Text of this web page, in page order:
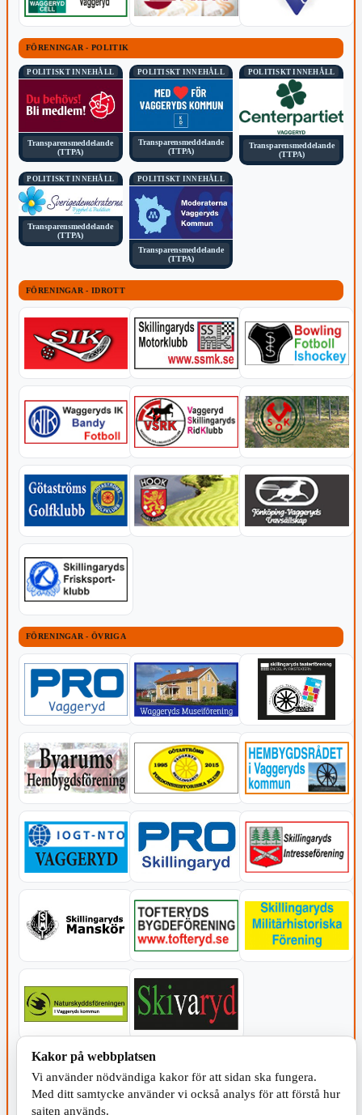
FÖRENINGAR - POLITIK
POLITISKT INNEHÅLL
Transparensmeddelande
(TTPA)
POLITISKT INNEHÅLL
Transparensmeddelande
(TTPA)
POLITISKT INNEHÅLL
Transparensmeddelande
(TTPA)
POLITISKT INNEHÅLL
Transparensmeddelande
(TTPA)
POLITISKT INNEHÅLL
Transparensmeddelande
(TTPA)
FÖRENINGAR - IDROTT
FÖRENINGAR - ÖVRIGA
KOMMUNEN
Kakor på webbplatsen
Vi använder nödvändiga kakor för att sidan ska fungera.
Med ditt samtycke använder vi också analys för att förstå hur
sajten används.